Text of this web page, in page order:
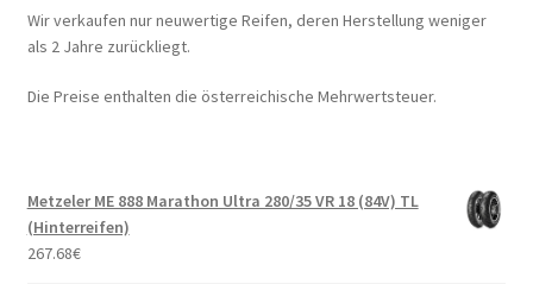
Wir verkaufen nur neuwertige Reifen, deren Herstellung weniger
als 2 Jahre zurückliegt.
Die Preise enthalten die österreichische Mehrwertsteuer.
Metzeler ME 888 Marathon Ultra 280/35 VR 18 (84V) TL
(Hinterreifen)
267.68€